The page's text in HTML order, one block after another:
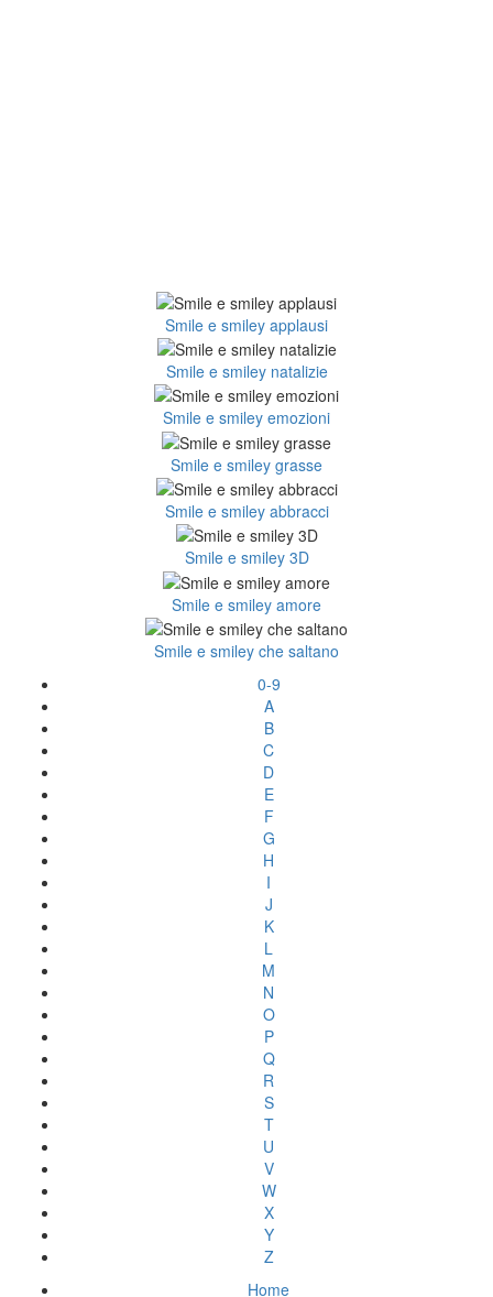
Smile e smiley applausi
Smile e smiley natalizie
Smile e smiley emozioni
Smile e smiley grasse
Smile e smiley abbracci
Smile e smiley 3D
Smile e smiley amore
Smile e smiley che saltano
0-9
A
B
C
D
E
F
G
H
I
J
K
L
M
N
O
P
Q
R
S
T
U
V
W
X
Y
Z
Home